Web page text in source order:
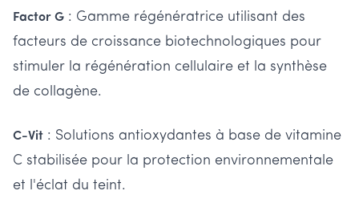
Factor G : Gamme régénératrice utilisant des
facteurs de croissance biotechnologiques pour
stimuler la régénération cellulaire et la synthèse
de collagène.
C-Vit : Solutions antioxydantes à base de vitamine
C stabilisée pour la protection environnementale
et l'éclat du teint.